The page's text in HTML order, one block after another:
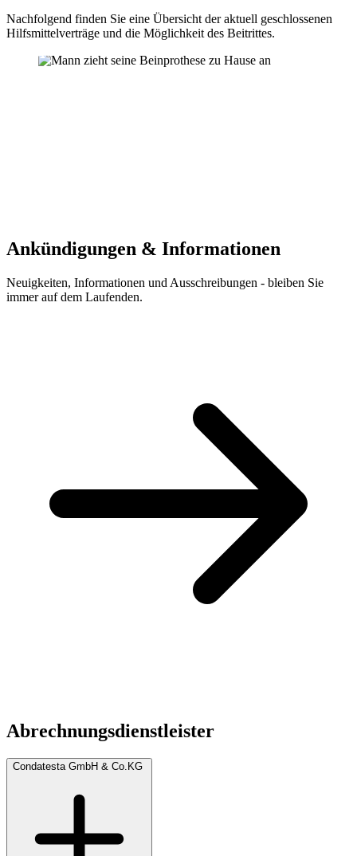
Nachfolgend finden Sie eine Übersicht der aktuell geschlossenen
Hilfsmittelverträge und die Möglichkeit des Beitrittes.
Ankündigungen & Informationen
Neuigkeiten, Informationen und Ausschreibungen - bleiben Sie
immer auf dem Laufenden.
Abrechnungsdienstleister
Condatesta GmbH & Co.KG